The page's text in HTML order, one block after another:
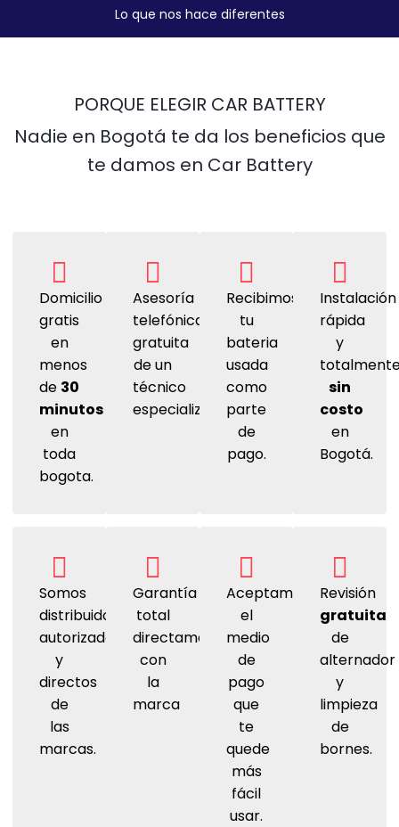
Lo que nos hace diferentes
PORQUE ELEGIR CAR BATTERY
Nadie en Bogotá te da los beneficios que
te damos en Car Battery
Domicilio
gratis
en
menos
de 30
minutos
en
toda
bogota.
Asesoría
telefónica
gratuita
de un
técnico
especializado.
Recibimos
tu
bateria
usada
como
parte
de
pago.
Instalación
rápida
y
sin
costo
en
Bogotá.
Somos
distribuidores
autorizados
y
directos
de
las
marcas.
Garantía
total
directamente
con
la
marca
Aceptamos
el
medio
de
pago
que
te
quede
más
fácil
usar.
Revisión
gratuita
de
alternador
y
limpieza
de
bornes.